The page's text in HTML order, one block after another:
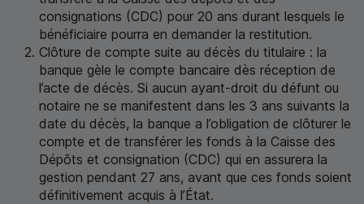
consignations (CDC) pour 20 ans durant lesquels le
bénéficiaire pourra en demander la restitution.
Clôture de compte suite au décès du titulaire : la
banque gèle le compte bancaire dès réception de
l’acte de décès. Si aucun ayant-droit du défunt ou
notaire ne se manifestent dans les 3 ans suivants la
date du décès, la banque a l’obligation de clôturer le
compte et de transférer les fonds à la Caisse des
Dépôts et consignation (CDC) qui en assurera la
gestion pendant 27 ans, avant que ces fonds soient
définitivement acquis à l’État.